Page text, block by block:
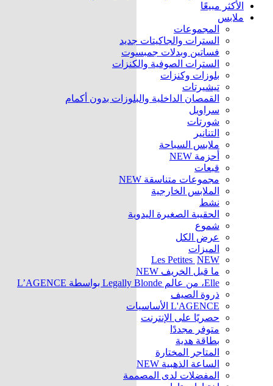
الأكثر مبيعًا
ملابس
المجموعات
السترات والجاكيتات جديد
فساتين وبدلات جمبسوت
السترات الصوفية والكنزات
بلوزات وكنزات
تيشيرتات
القمصان الداخلية والبلوزات بدون أكمام
سراويل
شورتات
التنانير
ملابس السباحة
أحزمة NEW
قبعات
مجموعات متناسقة NEW
الملابس الخارجية
نشط
الحقيبة الصغيرة اليدوية
شموع
عرض الكل
الميزات
Les Petites NEW
ما قبل الخريف NEW
Elle، من عالم Legally Blonde بواسطة L’AGENCE
ذروة الصيف
L'AGENCE الأساسيات
حصريًا على الإنترنت
متوفر مجددًا
بطاقة هدية
المتاجر المختارة
الساعة الذهبية NEW
المفضلات لدى المصممة